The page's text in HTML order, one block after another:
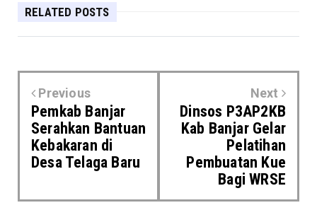
RELATED POSTS
Previous
Pemkab Banjar
Serahkan Bantuan
Kebakaran di
Desa Telaga Baru
Next
Dinsos P3AP2KB
Kab Banjar Gelar
Pelatihan
Pembuatan Kue
Bagi WRSE